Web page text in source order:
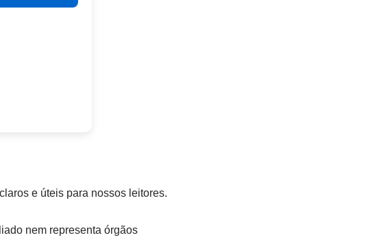
e úteis para nossos leitores.
nem representa órgãos